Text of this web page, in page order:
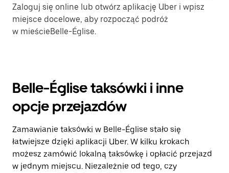
Zaloguj się online lub otwórz aplikację Uber i wpisz
miejsce docelowe, aby rozpocząć podróż
w mieścieBelle-Église.
Belle-Église taksówki i inne
opcje przejazdów
Zamawianie taksówki w Belle-Église stało się
łatwiejsze dzięki aplikacji Uber. W kilku krokach
możesz zamówić lokalną taksówkę i opłacić przejazd
w jednym miejscu. Niezależnie od tego, czy